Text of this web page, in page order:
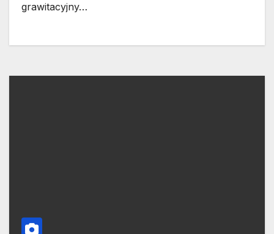
grawitacyjny…